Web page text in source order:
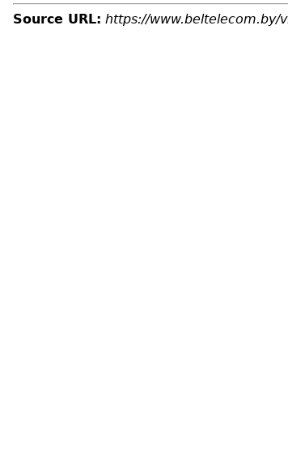
Source URL: https://www.beltelecom.by/